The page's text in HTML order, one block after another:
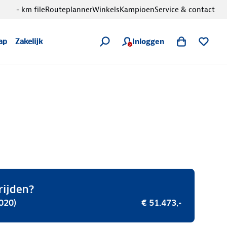
Zakelijk Inloggen
- km fileRouteplannerWinkelsKampioenService & contact
€ 51.473,-